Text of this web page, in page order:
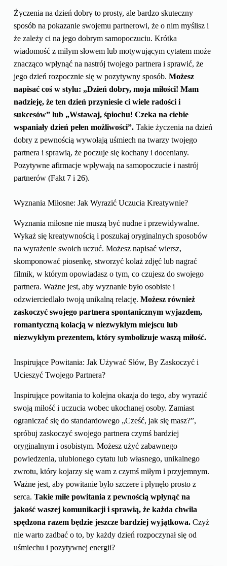
Życzenia na dzień dobry to prosty, ale bardzo skuteczny
sposób na pokazanie swojemu partnerowi, że o nim myślisz i
że zależy ci na jego dobrym samopoczuciu. Krótka
wiadomość z miłym słowem lub motywującym cytatem może
znacząco wpłynąć na nastrój twojego partnera i sprawić, że
jego dzień rozpocznie się w pozytywny sposób. Możesz
napisać coś w stylu: „Dzień dobry, moja miłości! Mam
nadzieję, że ten dzień przyniesie ci wiele radości i
sukcesów” lub „Wstawaj, śpiochu! Czeka na ciebie
wspaniały dzień pełen możliwości”.Takie życzenia na dzień
dobry z pewnością wywołają uśmiech na twarzy twojego
partnera i sprawią, że poczuje się kochany i doceniany.
Pozytywne afirmacje wpływają na samopoczucie i nastrój
partnerów (Fakt 7 i 26).
Wyznania Miłosne: Jak Wyrazić Uczucia Kreatywnie?
Wyznania miłosne nie muszą być nudne i przewidywalne.
Wykaż się kreatywnością i poszukaj oryginalnych sposobów
na wyrażenie swoich uczuć. Możesz napisać wiersz,
skomponować piosenkę, stworzyć kolaż zdjęć lub nagrać
filmik, w którym opowiadasz o tym, co czujesz do swojego
partnera. Ważne jest, aby wyznanie było osobiste i
odzwierciedlało twoją unikalną relację. Możesz również
zaskoczyć swojego partnera spontanicznym wyjazdem,
romantyczną kolacją w niezwykłym miejscu lub
niezwykłym prezentem, który symbolizuje waszą miłość.
Inspirujące Powitania: Jak Używać Słów, By Zaskoczyć i
Ucieszyć Twojego Partnera?
Inspirujące powitania to kolejna okazja do tego, aby wyrazić
swoją miłość i uczucia wobec ukochanej osoby. Zamiast
ograniczać się do standardowego „Cześć, jak się masz?”,
spróbuj zaskoczyć swojego partnera czymś bardziej
oryginalnym i osobistym. Możesz użyć zabawnego
powiedzenia, ulubionego cytatu lub własnego, unikalnego
zwrotu, który kojarzy się wam z czymś miłym i przyjemnym.
Ważne jest, aby powitanie było szczere i płynęło prosto z
serca. Takie miłe powitania z pewnością wpłynąć na
jakość waszej komunikacji i sprawią, że każda chwila
spędzona razem będzie jeszcze bardziej wyjątkowa.Czyż
nie warto zadbać o to, by każdy dzień rozpoczynał się od
uśmiechu i pozytywnej energii?